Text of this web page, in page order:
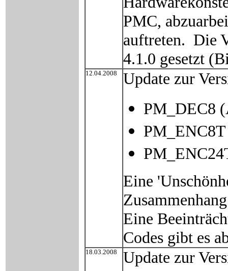
PMC,
auftreten. Die
4.1.0 gesetzt
12.04.2008
Update zur
PM_DEC8
Eine
Eine
Codes gibt es
18.03.2008
Update zur